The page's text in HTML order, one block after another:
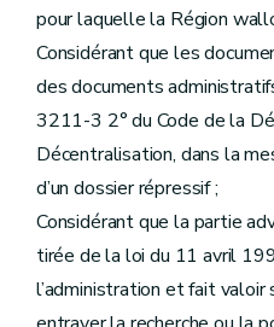
pour laquelle la Région
Considérant que les
des documents
3211-3 2° du Code de la
Décentralisation, dans la
d’un dossier répressif ;
Considérant que la partie
tirée de la loi du 11 avril
l’administration et fait